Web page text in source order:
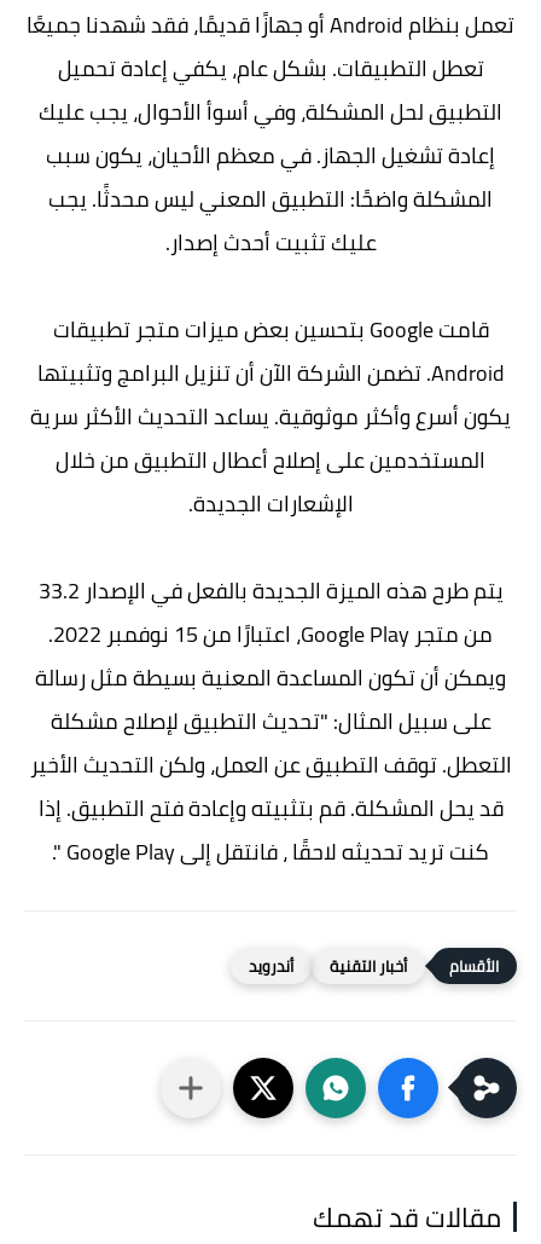
تعمل بنظام Android أو جهازًا قديمًا، فقد شهدنا جميعًا
تعطل التطبيقات. بشكل عام، يكفي إعادة تحميل
التطبيق لحل المشكلة، وفي أسوأ الأحوال، يجب عليك
إعادة تشغيل الجهاز. في معظم الأحيان، يكون سبب
المشكلة واضحًا: التطبيق المعني ليس محدثًا. يجب
عليك تثبيت أحدث إصدار.
قامت Google بتحسين بعض ميزات متجر تطبيقات
Android. تضمن الشركة الآن أن تنزيل البرامج وتثبيتها
يكون أسرع وأكثر موثوقية. يساعد التحديث الأكثر سرية
المستخدمين على إصلاح أعطال التطبيق من خلال
الإشعارات الجديدة.
يتم طرح هذه الميزة الجديدة بالفعل في الإصدار 33.2
من متجر Google Play، اعتبارًا من 15 نوفمبر 2022.
ويمكن أن تكون المساعدة المعنية بسيطة مثل رسالة
على سبيل المثال: "تحديث التطبيق لإصلاح مشكلة
التعطل. توقف التطبيق عن العمل، ولكن التحديث الأخير
قد يحل المشكلة. قم بتثبيته وإعادة فتح التطبيق. إذا
كنت تريد تحديثه لاحقًا ، فانتقل إلى Google Play ".
أخبار التقنية أندرويد
مقالات قد تهمك